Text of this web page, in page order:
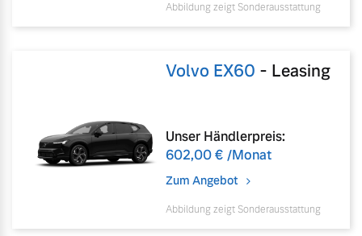
Abbildung zeigt Sonderausstattung
Volvo EX60 - Leasing
Unser Händlerpreis:
602,00 € /Monat
Zum Angebot
Abbildung zeigt Sonderausstattung